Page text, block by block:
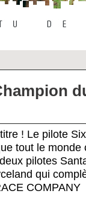
! Le pilote
tout le monde
pilotes
qui